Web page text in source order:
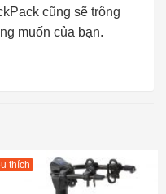
cũng sẽ trông
muốn của bạn.
thích